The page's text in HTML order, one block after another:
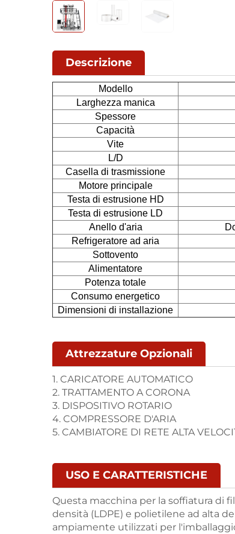
Descrizione
Modello
Larghezza manica
Spessore
Capacità
Vite
L/D
Casella di trasmissione
Motore principale
Testa di estrusione HD
Testa di estrusione LD
Anello d'aria
Refrigeratore ad aria
Sottovento
Alimentatore
Potenza totale
Consumo energetico
Dimensioni di installazione
Attrezzature Opzionali
1. CARICATORE AUTOMATICO
2. TRATTAMENTO A CORONA
3. DISPOSITIVO ROTARIO
4. COMPRESSORE D'ARIA
5. CAMBIATORE DI RETE ALTA
USO E CARATTERISTICHE
Questa macchina per la soffiatura di
densità (LDPE) e polietilene ad alta
ampiamente utilizzati per